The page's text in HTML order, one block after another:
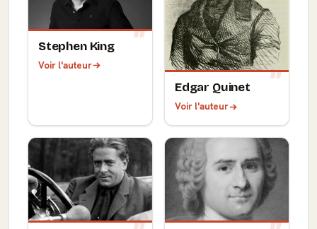
Stephen King
Voir l'auteur
Edgar Quinet
Voir l'auteur